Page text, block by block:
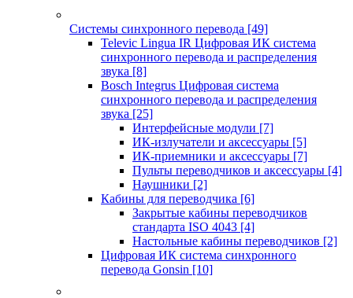
Системы синхронного перевода [49]
Televic Lingua IR Цифровая ИК система
синхронного перевода и распределения
звука [8]
Bosch Integrus Цифровая система
синхронного перевода и распределения
звука [25]
Интерфейсные модули [7]
ИК-излучатели и аксессуары [5]
ИК-приемники и аксессуары [7]
Пульты переводчиков и аксессуары [4]
Наушники [2]
Кабины для переводчика [6]
Закрытые кабины переводчиков
стандарта ISO 4043 [4]
Настольные кабины переводчиков [2]
Цифровая ИК система синхронного
перевода Gonsin [10]